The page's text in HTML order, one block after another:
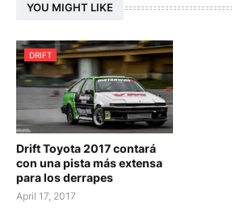
YOU MIGHT LIKE
DRIFT
Drift Toyota 2017 contará
con una pista más extensa
para los derrapes
April 17, 2017